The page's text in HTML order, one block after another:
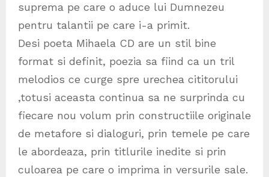
suprema pe care o aduce lui Dumnezeu
pentru talantii pe care i-a primit.
Desi poeta Mihaela CD are un stil bine
format si definit, poezia sa fiind ca un tril
melodios ce curge spre urechea cititorului
,totusi aceasta continua sa ne surprinda cu
fiecare nou volum prin constructiile originale
de metafore si dialoguri, prin temele pe care
le abordeaza, prin titlurile inedite si prin
culoarea pe care o imprima in versurile sale.